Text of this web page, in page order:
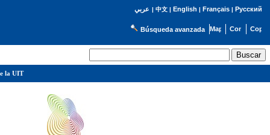
عربي | 中文| English | Français| Русский
Búsqueda avanzada
la UIT